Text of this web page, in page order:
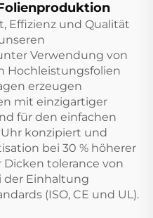
Effizienz und Qualität
Verwendung von
Hochleistungsfolien
erzeugen
mit einzigartiger
für den einfachen
konzipiert und
bei 30 % höherer
tolerance von
der Einhaltung
(ISO, CE und UL).